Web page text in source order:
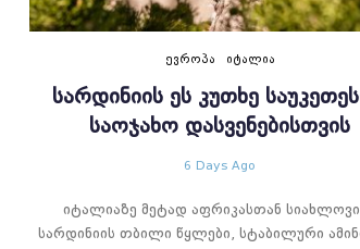
ᲔᲕᲠᲝᲞᲐ ᲘᲢᲐᲚᲘᲐ
ᲡᲐᲠᲓᲘᲜᲘᲘᲡ ᲔᲡ ᲙᲣᲗᲮᲔ
ᲡᲐᲝᲯᲐᲮᲝ ᲓᲐᲡᲕᲔᲜᲔᲑᲘᲡᲗᲕᲘᲡ
6 Days Ago
იტალიაზე მეტად აფრიკასთან
სარდინიის თბილი წყლები, სტაბილური